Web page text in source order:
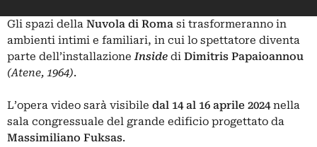
Gli spazi della Nuvola di Roma si trasformeranno in
ambienti intimi e familiari, in cui lo spettatore diventa
parte dell’installazioneInside di Dimitris Papaioannou
(Atene, 1964).
L’opera video sarà visibile dal 14 al 16 aprile 2024nella
sala congressuale del grande edificio progettato da
Massimiliano Fuksas.